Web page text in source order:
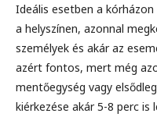
Ideális esetben a
a helyszínen, azonnal
személyek és akár az
azért fontos, mert még
mentőegység vagy
kiérkezése akár 5-8 perc